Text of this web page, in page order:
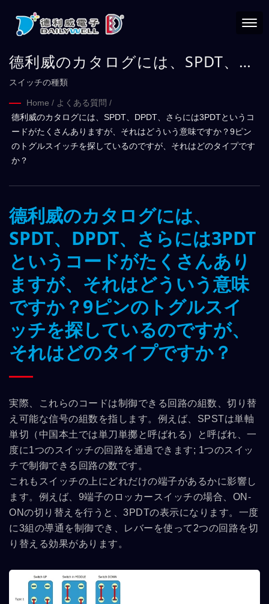
德利威のカタログには、SPDT、
DPDT、さらには3PDTというコー
ドがたくさんありますが、それは
どういう意味ですか？9ピンのトグ
ルスイッチを探しているのです
が、それはどのタイプですか？
スイッチの種類
Home / よくある質問 /
德利威のカタログには、SPDT、DPDT、さらには3PDTというコ
ードがたくさんありますが、それはどういう意味ですか？9ピン
のトグルスイッチを探しているのですが、それはどのタイプです
か？
德利威のカタログには、
SPDT、DPDT、さらには3PDT
というコードがたくさんあり
ますが、それはどういう意味
ですか？9ピンのトグルスイ
ッチを探しているのですが、
それはどのタイプですか？
実際、これらのコードは制御できる回路の組数、切り替
え可能な信号の組数を指します。例えば、SPSTは単軸
単切（中国本土では単刀単擲と呼ばれる）と呼ばれ、一
度に1つのスイッチの回路を通過できます; 1つのスイッ
チで制御できる回路の数です。
これもスイッチの上にどれだけの端子があるかに影響し
ます。例えば、9端子のロッカースイッチの場合、ON-
ONの切り替えを行うと、3PDTの表示になります。一度
に3組の導通を制御でき、レバーを使って2つの回路を切
り替える効果があります。